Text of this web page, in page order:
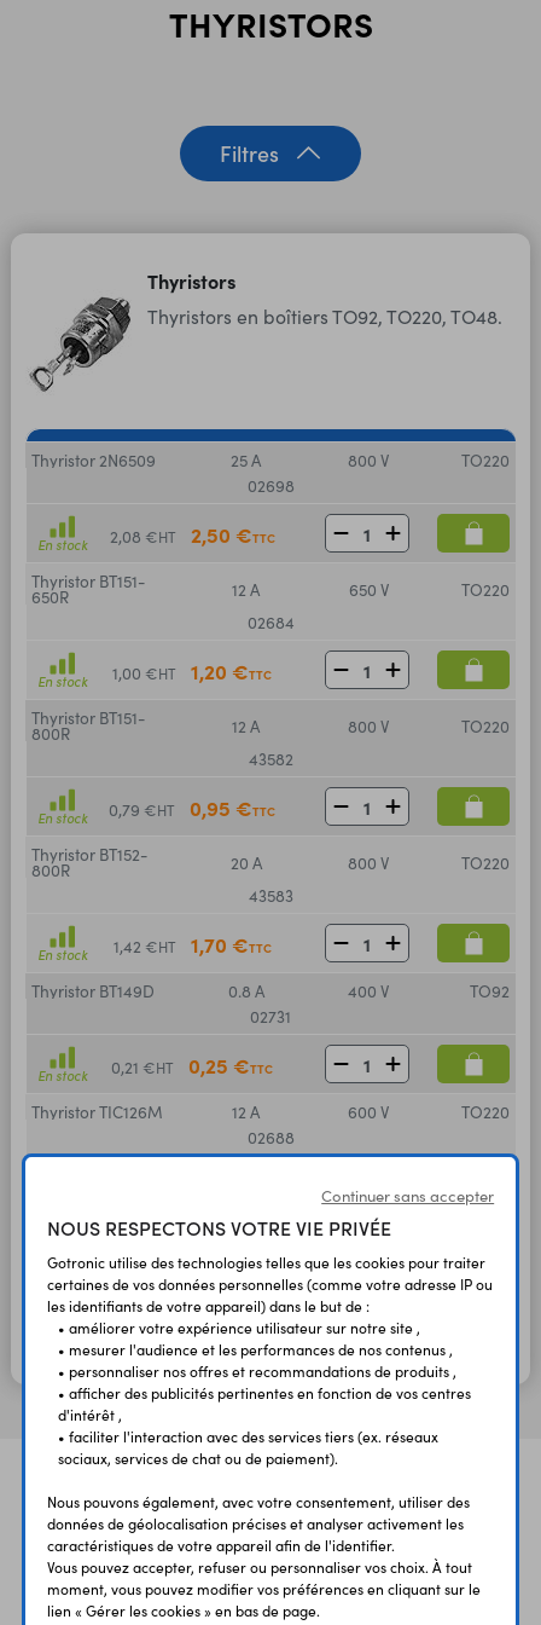
THYRISTORS
Filtres
Thyristors
Thyristors en boîtiers TO92, TO220, TO48.
Thyristor 2N6509 25 A 800 V
TO220
02698
En stock 2,08 €HT 2,50 €TTC
Thyristor BT151-
650R 12 A 650 V
TO220
02684
En stock 1,00 €HT 1,20 €TTC
Thyristor BT151-
800R 12 A 800 V
TO220
43582
En stock 0,79 €HT 0,95 €TTC
Thyristor BT152-
800R 20 A 800 V
TO220
43583
En stock 1,42 €HT 1,70 €TTC
Thyristor BT149D 0.8 A 400 V
TO92
02731
En stock 0,21 €HT 0,25 €TTC
Thyristor TIC126M 12 A 600 V
TO220
02688
Thyristor CS45- 75 A 1600 V
43588
En stock 8,17 €HT 9,80 €TTC
UNE QUESTION?
PAIEMENT
Continuer sans accepter
NOUS RESPECTONS VOTRE VIE PRIVÉE
Gotronic utilise des technologies telles que les cookies pour traiter
certaines de vos données personnelles (comme votre adresse IP ou
les identifiants de votre appareil) dans le but de :
• améliorer votre expérience utilisateur sur notre site ,
• mesurer l'audience et les performances de nos contenus ,
• personnaliser nos offres et recommandations de produits ,
• afficher des publicités pertinentes en fonction de vos centres
d'intérêt ,
• faciliter l'interaction avec des services tiers (ex. réseaux
sociaux, services de chat ou de paiement).
Nous pouvons également, avec votre consentement, utiliser des
données de géolocalisation précises et analyser activement les
caractéristiques de votre appareil afin de l'identifier.
Vous pouvez accepter, refuser ou personnaliser vos choix. À tout
moment, vous pouvez modifier vos préférences en cliquant sur le
lien « Gérer les cookies » en bas de page.